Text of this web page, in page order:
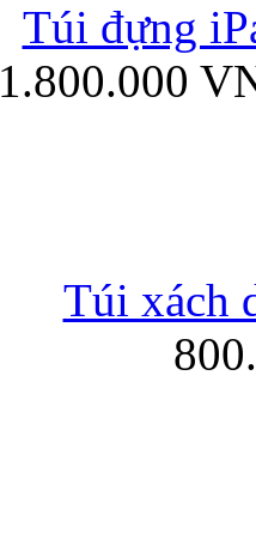
Túi đựng
1.800.000
Túi xách